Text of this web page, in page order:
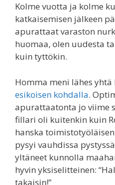
Kolme vuotta ja kolme
katkaisemisen jälkeen
apurattaat varaston
huomaa, olen uudesta
kuin tyttökin.
Homma meni lähes
esikoisen kohdalla.
apurattaatonta jo viime
fillari oli kuitenkin kuin
hanska
pysyi vauhdissa
yltäneet kunnolla
hyvin yksiselitteinen:
takaisin!”